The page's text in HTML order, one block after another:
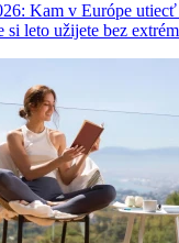
Kam v Európe
si leto užijete bez